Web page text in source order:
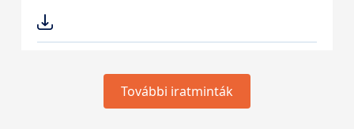
További iratminták